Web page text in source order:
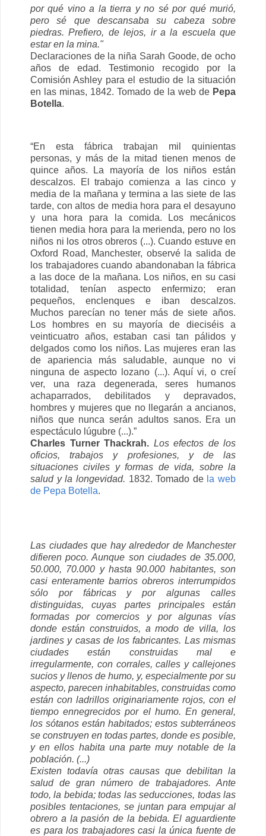
por qué vino a la tierra y no sé por qué murió,
pero sé que descansaba su cabeza sobre
piedras. Prefiero, de lejos, ir a la escuela que
estar en la mina."
Declaraciones de la niña Sarah Goode, de ocho
años de edad. Testimonio recogido por la
Comisión Ashley para el estudio de la situación
en las minas, 1842. Tomado de la web de Pepa
Botella.
“En esta fábrica trabajan mil quinientas
personas, y más de la mitad tienen menos de
quince años. La mayoría de los niños están
descalzos. El trabajo comienza a las cinco y
media de la mañana y termina a las siete de las
tarde, con altos de media hora para el desayuno
y una hora para la comida. Los mecánicos
tienen media hora para la merienda, pero no los
niños ni los otros obreros (...). Cuando estuve en
Oxford Road, Manchester, observé la salida de
los trabajadores cuando abandonaban la fábrica
a las doce de la mañana. Los niños, en su casi
totalidad, tenían aspecto enfermizo; eran
pequeños, enclenques e iban descalzos.
Muchos parecían no tener más de siete años.
Los hombres en su mayoría de dieciséis a
veinticuatro años, estaban casi tan pálidos y
delgados como los niños. Las mujeres eran las
de apariencia más saludable, aunque no vi
ninguna de aspecto lozano (...). Aquí vi, o creí
ver, una raza degenerada, seres humanos
achaparrados, debilitados y depravados,
hombres y mujeres que no llegarán a ancianos,
niños que nunca serán adultos sanos. Era un
espectáculo lúgubre (...).”
Charles Turner Thackrah. Los efectos de los
oficios, trabajos y profesiones, y de las
situaciones civiles y formas de vida, sobre la
salud y la longevidad. 1832. Tomado de la web
de Pepa Botella.
Las ciudades que hay alrededor de Manchester
difieren poco. Aunque son ciudades de 35.000,
50.000, 70.000 y hasta 90.000 habitantes, son
casi enteramente barrios obreros interrumpidos
sólo por fábricas y por algunas calles
distinguidas, cuyas partes principales están
formadas por comercios y por algunas vías
donde están construidos, a modo de villa, los
jardines y casas de los fabricantes. Las mismas
ciudades están construidas mal e
irregularmente, con corrales, calles y callejones
sucios y llenos de humo, y, especialmente por su
aspecto, parecen inhabitables, construidas como
están con ladrillos originariamente rojos, con el
tiempo ennegrecidos por el humo. En general,
los sótanos están habitados; estos subterráneos
se construyen en todas partes, donde es posible,
y en ellos habita una parte muy notable de la
población. (...)
Existen todavía otras causas que debilitan la
salud de gran número de trabajadores. Ante
todo, la bebida; todas las seducciones, todas las
posibles tentaciones, se juntan para empujar al
obrero a la pasión de la bebida. El aguardiente
es para los trabajadores casi la única fuente de